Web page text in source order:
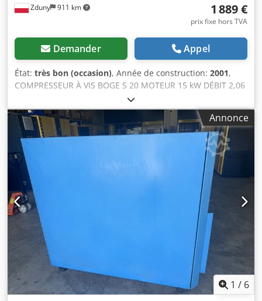
Zduny 911 km 1 889 €
prix fixe hors TVA
Demander Appel
État: très bon (occasion), Année de construction: 2001,
COMPRESSEUR À VIS BOGE S 20 MOTEUR 15 kW DÉBIT 2,06
m³/min PRESSION 10 bars Credpfx Aqsgzv Epjqsf ANNÉE
DE FABRICATION 2001 COMPRESSEUR EN PARFAIT ÉTAT DE
FONCTIONNEMENT. PRIX NET : 8 500,- PRIX BRUT : 10 455,-
GARANTIE, SERVICE APRÈS-VENTE ET RÉPARATIONS
ASSURÉS.
Annonce
1 / 6